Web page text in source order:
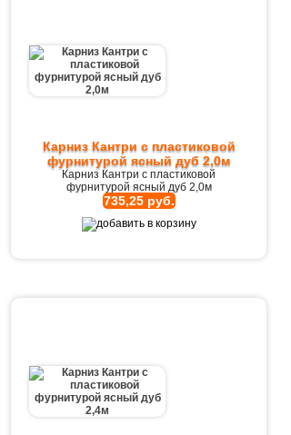
Карниз Кантри с пластиковой
фурнитурой ясный дуб 2,0м
Карниз Кантри с пластиковой
фурнитурой ясный дуб 2,0м
735,25 руб.